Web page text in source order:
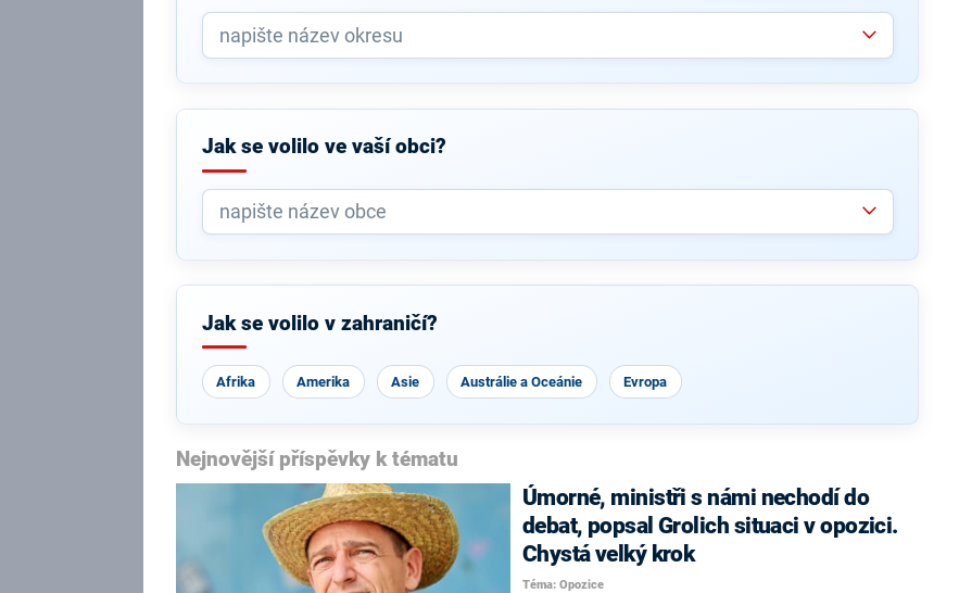
Jak se volilo ve vaší obci?
Jak se volilo v zahraničí?
Afrika Amerika Asie Austrálie a Oceánie Evropa
Nejnovější příspěvky k tématu
Úmorné, ministři s námi nechodí do
debat, popsal Grolich situaci v opozici.
Chystá velký krok
Téma: Opozice